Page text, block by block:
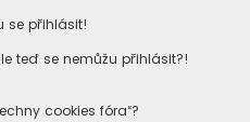
se přihlásit!
teď se nemůžu přihlásit?!
cookies fóra“?